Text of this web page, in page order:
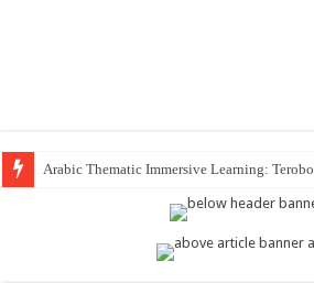
Arabic Thematic Immersive Learning: Terobosan